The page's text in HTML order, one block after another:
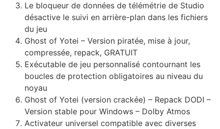
Le bloqueur de données de télémétrie de Studio
désactive le suivi en arrière-plan dans les fichiers
du jeu
Ghost of Yotei – Version piratée, mise à jour,
compressée, repack, GRATUIT
Exécutable de jeu personnalisé contournant les
boucles de protection obligatoires au niveau du
noyau
Ghost of Yotei (version crackée) – Repack DODI –
Version stable pour Windows – Dolby Atmos
Activateur universel compatible avec diverses